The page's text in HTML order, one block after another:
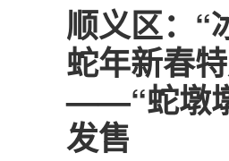
顺义区：“
蛇年新春
——“蛇墩
发售